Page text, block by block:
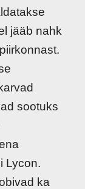
jääb nahk
sootuks
Lycon.
ka